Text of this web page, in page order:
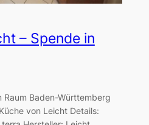
– Spende in
Raum Baden-Württemberg
von Leicht Details: